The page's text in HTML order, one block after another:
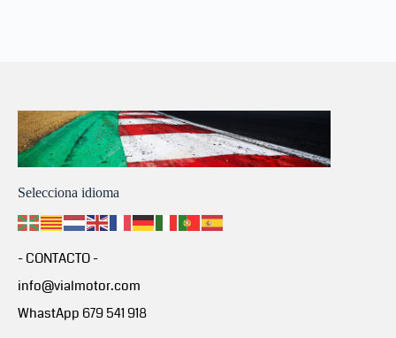
Selecciona idioma
- CONTACTO -
info@vialmotor.com
WhastApp 679 541 918